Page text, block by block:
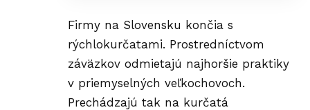
Firmy na Slovensku končia s
rýchlokurčatami. Prostredníctvom
záväzkov odmietajú najhoršie praktiky
v priemyselných veľkochovoch.
Prechádzajú tak na kurčatá